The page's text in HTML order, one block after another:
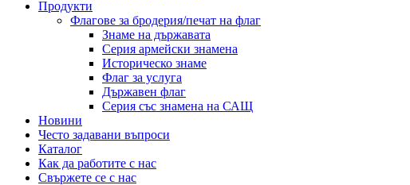
Продукти
Флагове за бродерия/печат на флаг
Знаме на държавата
Серия армейски знамена
Историческо знаме
Флаг за услуга
Държавен флаг
Серия със знамена на САЩ
Новини
Често задавани въпроси
Каталог
Как да работите с нас
Свържете се с нас